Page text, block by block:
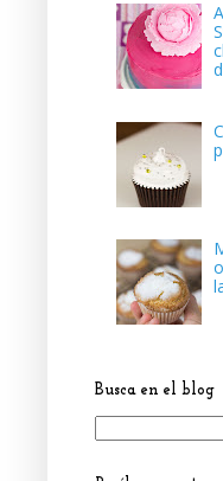
Busca en el blog